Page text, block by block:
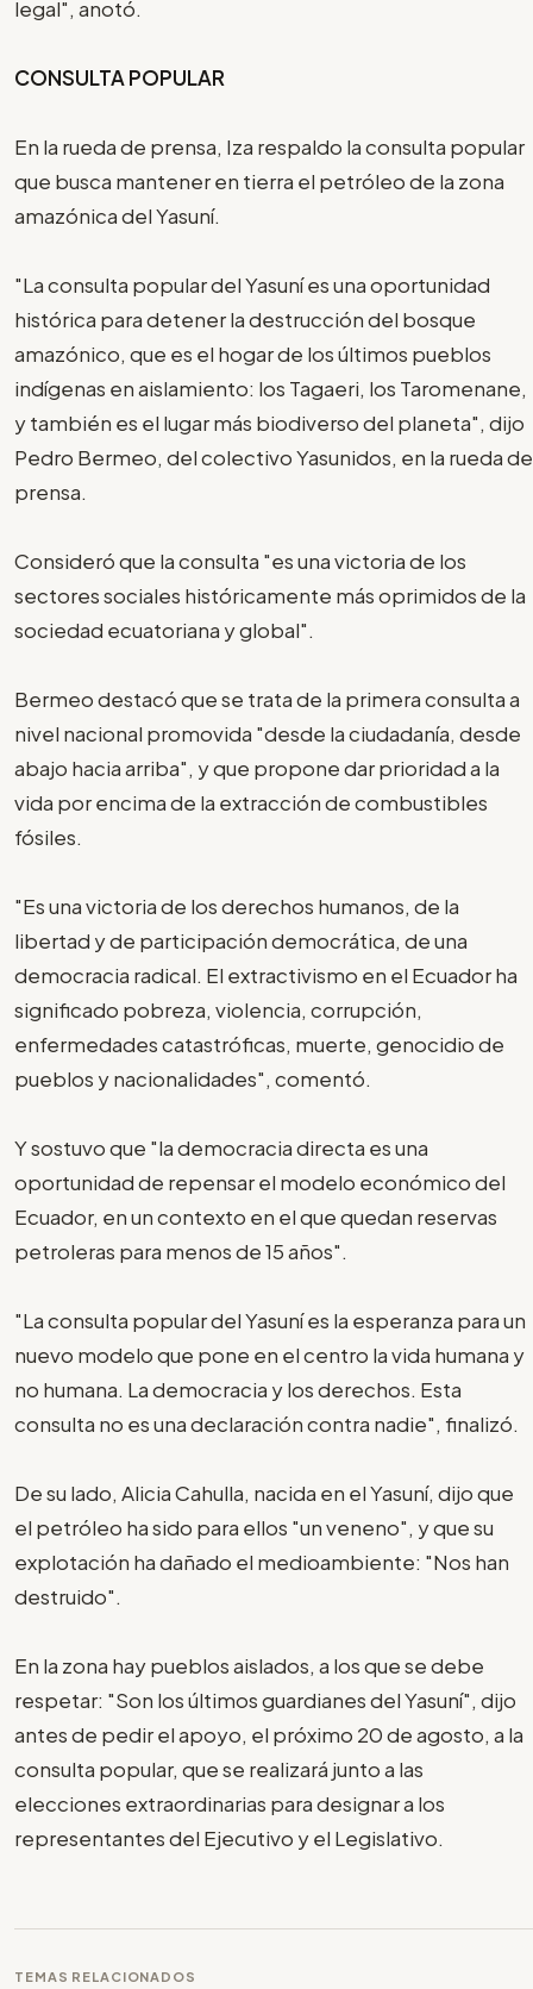
legal", anotó.
CONSULTA POPULAR
En la rueda de prensa, Iza respaldo la consulta popular
que busca mantener en tierra el petróleo de la zona
amazónica del Yasuní.
"La consulta popular del Yasuní es una oportunidad
histórica para detener la destrucción del bosque
amazónico, que es el hogar de los últimos pueblos
indígenas en aislamiento: los Tagaeri, los Taromenane,
y también es el lugar más biodiverso del planeta", dijo
Pedro Bermeo, del colectivo Yasunidos, en la rueda de
prensa.
Consideró que la consulta "es una victoria de los
sectores sociales históricamente más oprimidos de la
sociedad ecuatoriana y global".
Bermeo destacó que se trata de la primera consulta a
nivel nacional promovida "desde la ciudadanía, desde
abajo hacia arriba", y que propone dar prioridad a la
vida por encima de la extracción de combustibles
fósiles.
"Es una victoria de los derechos humanos, de la
libertad y de participación democrática, de una
democracia radical. El extractivismo en el Ecuador ha
significado pobreza, violencia, corrupción,
enfermedades catastróficas, muerte, genocidio de
pueblos y nacionalidades", comentó.
Y sostuvo que "la democracia directa es una
oportunidad de repensar el modelo económico del
Ecuador, en un contexto en el que quedan reservas
petroleras para menos de 15 años".
"La consulta popular del Yasuní es la esperanza para un
nuevo modelo que pone en el centro la vida humana y
no humana. La democracia y los derechos. Esta
consulta no es una declaración contra nadie", finalizó.
De su lado, Alicia Cahulla, nacida en el Yasuní, dijo que
el petróleo ha sido para ellos "un veneno", y que su
explotación ha dañado el medioambiente: "Nos han
destruido".
En la zona hay pueblos aislados, a los que se debe
respetar: "Son los últimos guardianes del Yasuní", dijo
antes de pedir el apoyo, el próximo 20 de agosto, a la
consulta popular, que se realizará junto a las
elecciones extraordinarias para designar a los
representantes del Ejecutivo y el Legislativo.
TEMAS RELACIONADOS